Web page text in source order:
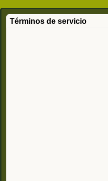
Términos de servicio